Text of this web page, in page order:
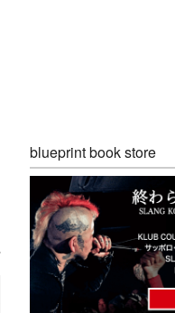
blueprint book store